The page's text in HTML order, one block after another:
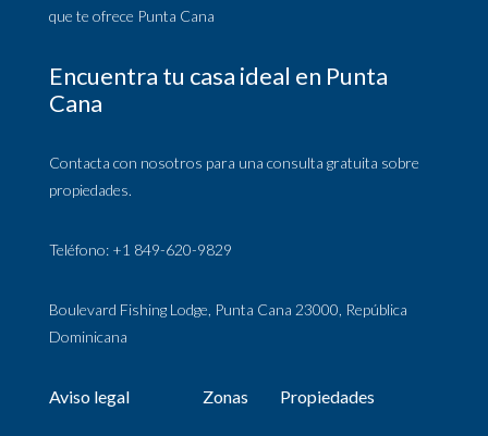
que te ofrece Punta Cana
Encuentra tu casa ideal en Punta
Cana
Contacta con nosotros para una consulta gratuita sobre
propiedades.
Teléfono: +1 849-620-9829
Boulevard Fishing Lodge, Punta Cana 23000, República
Dominicana
Aviso legal Zonas Propiedades